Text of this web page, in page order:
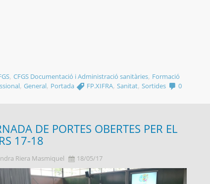
,CFGS Documentació i Administració sanitàries, Formació
, General, Portada FP.XIFRA,Sanitat,Sortides 0
DE PORTES OBERTES PER EL
17-18
Riera Masmiquel 18/05/17